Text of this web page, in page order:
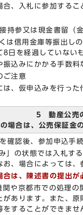
、入札に参加するこ
持参又は現金書留（
は信用金庫等振出し
8日を経過していない
込みにかかる手数料
注意
、仮申込みを行った
5 動産公売
場合は、公売保証金
確認後、参加申込手
の状態では入札す
お、場合によっては
合は、陳述書の提出が
や京都市での処理の
があります。また、
することができませ